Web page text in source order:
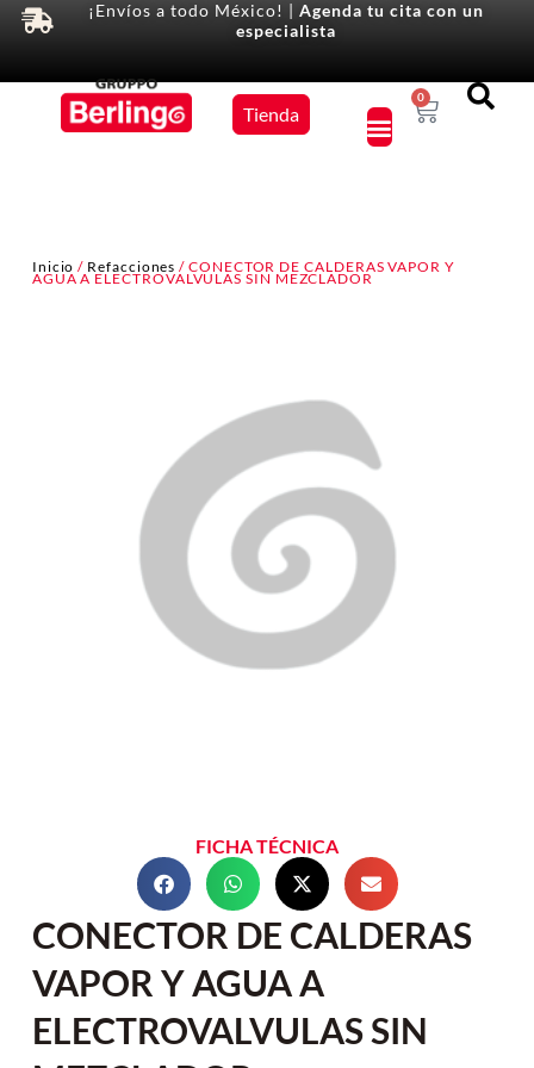
¡Envíos a todo México! | Agenda tu cita con un
especialista
Tienda
0
Inicio / Refacciones / CONECTOR DE CALDERAS VAPOR Y
AGUA A ELECTROVALVULAS SIN MEZCLADOR
FICHA TÉCNICA
CONECTOR DE CALDERAS
VAPOR Y AGUA A
ELECTROVALVULAS SIN